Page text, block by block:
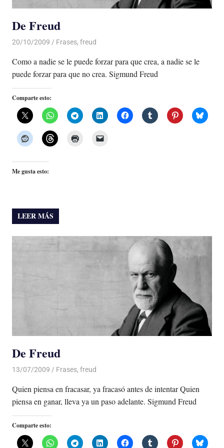
De Freud
20/10/2009 Luis Castellanos
Frases, freud
Como a nadie se le puede forzar para que crea, a nadie se le
puede forzar para que no crea. Sigmund Freud
Comparte esto:
Me gusta esto:
LEER MÁS
De Freud
13/07/2009 Luis Castellanos
Frases, freud
Quien piensa en fracasar, ya fracasó antes de intentar Quien
piensa en ganar, lleva ya un paso adelante. Sigmund Freud
Comparte esto: